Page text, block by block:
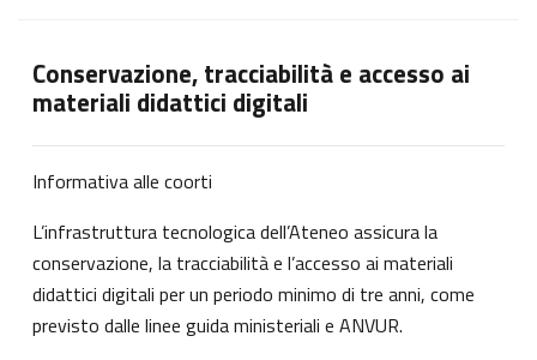
Conservazione, tracciabilità e accesso ai
materiali didattici digitali
Informativa alle coorti
L’infrastruttura tecnologica dell’Ateneo assicura la
conservazione, la tracciabilità e l’accesso ai materiali
didattici digitali per un periodo minimo di tre anni, come
previsto dalle linee guida ministeriali e ANVUR.